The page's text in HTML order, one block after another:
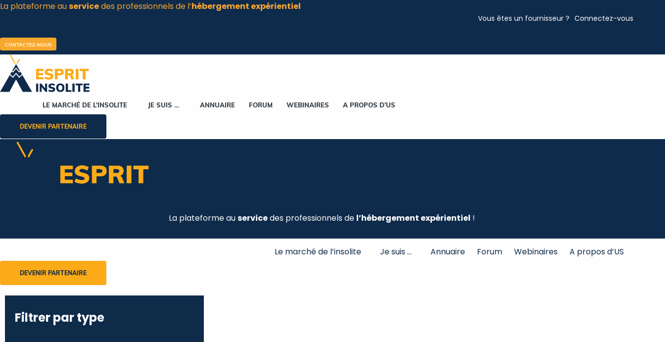
Aller
contenu
La plateforme auservicedes professionnels de l’hébergement expérientiel
Vous êtes un fournisseur ? Connectez-vous
CONTACTEZ-NOUS
LE MARCHÉ DE L’INSOLITE JE SUIS … ANNUAIRE FORUM WEBINAIRES A PROPOS D’US
DEVENIR PARTENAIRE
La plateforme auservicedes professionnels de l’hébergement expérientiel !
Le marché de l’insolite Je suis … Annuaire Forum Webinaires A propos d’US
DEVENIR PARTENAIRE
Filtrer par type